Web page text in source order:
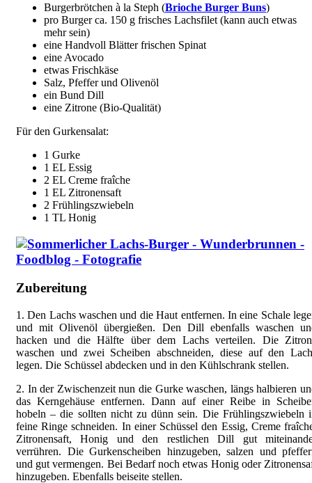
Burgerbrötchen à la Steph (Brioche Burger Buns)
pro Burger ca. 150 g frisches Lachsfilet (kann auch etwas
mehr sein)
eine Handvoll Blätter frischen Spinat
eine Avocado
etwas Frischkäse
Salz, Pfeffer und Olivenöl
ein Bund Dill
eine Zitrone (Bio-Qualität)
Für den Gurkensalat:
1 Gurke
1 EL Essig
2 EL Creme fraîche
1 EL Zitronensaft
2 Frühlingszwiebeln
1 TL Honig
Zubereitung
1. Den Lachs waschen und die Haut entfernen. In eine Schale
und mit Olivenöl übergießen. Den Dill ebenfalls waschen
hacken und die Hälfte über dem Lachs verteilen. Die
waschen und zwei Scheiben abschneiden, diese auf den
legen. Die Schüssel abdecken und in den Kühlschrank stellen.
2. In der Zwischenzeit nun die Gurke waschen, längs halbieren
das Kerngehäuse entfernen. Dann auf einer Reibe in
hobeln – die sollten nicht zu dünn sein. Die Frühlingszwiebeln
feine Ringe schneiden. In einer Schüssel den Essig, Creme
Zitronensaft, Honig und den restlichen Dill gut
verrühren. Die Gurkenscheiben hinzugeben, salzen und
und gut vermengen. Bei Bedarf noch etwas Honig oder
hinzugeben. Ebenfalls beiseite stellen.